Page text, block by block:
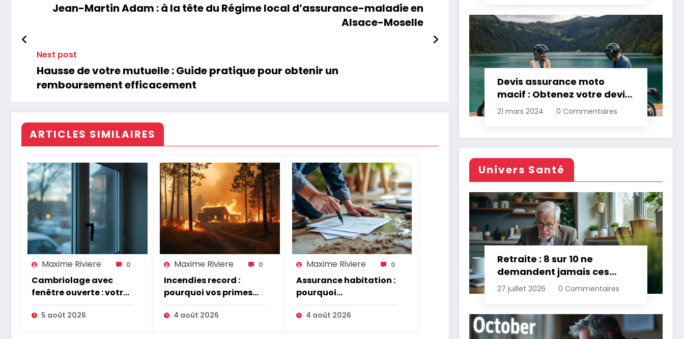
Jean-Martin Adam : à la tête du Régime local d’assurance-maladie en
Alsace-Moselle
Next post
Hausse de votre mutuelle : Guide pratique pour obtenir un
remboursement efficacement
ARTICLES SIMILAIRES
Maxime Riviere 0
Cambriolage avec
fenêtre ouverte : votre
assurance paie-t-elle ?
5 août 2026
Maxime Riviere 0
Incendies record :
pourquoi vos primes
d’assurance vont
augmenter
4 août 2026
Maxime Riviere 0
Assurance habitation :
pourquoi
l’indemnisation prend
parfois 7 mois
4 août 2026
Devis assurance moto
macif : Obtenez votre devis
personnalisé
21 mars 2024 0 Commentaires
Univers Santé
Retraite : 8 sur 10 ne
demandent jamais ces
aides gratuites
27 juillet 2026 0 Commentaires